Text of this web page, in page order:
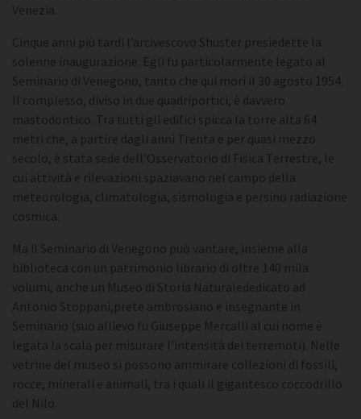
Venezia.
Cinque anni più tardi l’arcivescovo Shuster presiedette la
solenne inaugurazione. Egli fu particolarmente legato al
Seminario di Venegono, tanto che qui morì il 30 agosto 1954.
Il complesso, diviso in due quadriportici, è davvero
mastodontico. Tra tutti gli edifici spicca la torre alta 64
metri che, a partire dagli anni Trenta e per quasi mezzo
secolo, è stata sede dell’Osservatorio di Fisica Terrestre, le
cui attività e rilevazioni spaziavano nel campo della
meteorologia, climatologia, sismologia e persino radiazione
cosmica.
Ma il Seminario di Venegono può vantare, insieme alla
biblioteca con un patrimonio librario di oltre 140 mila
volumi, anche un Museo di Storia Naturalededicato ad
Antonio Stoppani,prete ambrosiano e insegnante in
Seminario (suo allievo fu Giuseppe Mercalli al cui nome è
legata la scala per misurare l’intensità dei terremoti). Nelle
vetrine del museo si possono ammirare collezioni di fossili,
rocce, minerali e animali, tra i quali il gigantesco coccodrillo
del Nilo.